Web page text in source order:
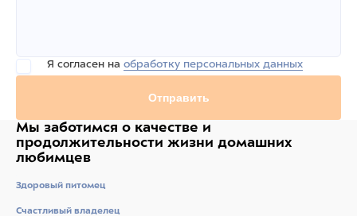
Я согласен на обработку персональных данных
Отправить
Мы заботимся о качестве и
продолжительности жизни домашних
любимцев
Здоровый питомец
Счастливый владелец